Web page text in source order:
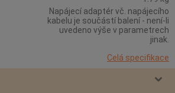
Napájecí adaptér vč. napájecího
kabelu je součástí balení - není-li
uvedeno výše v parametrech
jinak.
Celá specifikace